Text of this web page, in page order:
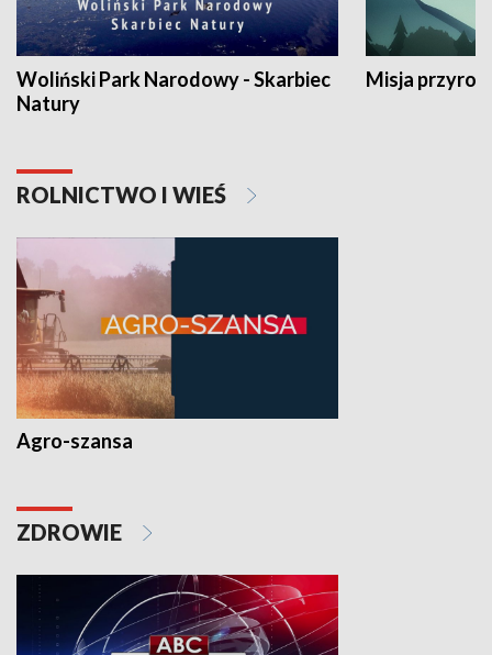
Woliński Park Narodowy - Skarbiec
Natury
Misja
ROLNICTWO I WIEŚ
Agro-szansa
ZDROWIE